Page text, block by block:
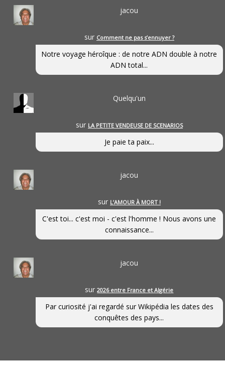
jacou
sur Comment ne pas s’ennuyer ?
Notre voyage héroîque : de notre ADN double à notre
ADN total...
Quelqu'un
sur LA PETITE VENDEUSE DE SCENARIOS
Je paie ta paix...
jacou
sur L’AMOUR À MORT !
C'est toi... c'est moi - c'est l'homme ! Nous avons une
connaissance...
jacou
sur2026 entre France et Algérie
Par curiosité j'ai regardé sur Wikipédia les dates des
conquêtes des pays...